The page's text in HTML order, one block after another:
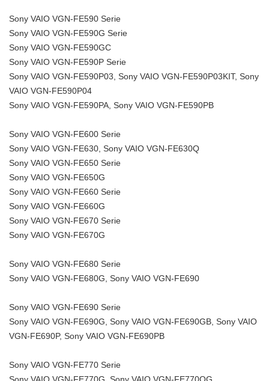
Sony VAIO VGN-FE590 Serie
Sony VAIO VGN-FE590G Serie
Sony VAIO VGN-FE590GC
Sony VAIO VGN-FE590P Serie
Sony VAIO VGN-FE590P03, Sony VAIO VGN-FE590P03KIT, Sony
VAIO VGN-FE590P04
Sony VAIO VGN-FE590PA, Sony VAIO VGN-FE590PB
Sony VAIO VGN-FE600 Serie
Sony VAIO VGN-FE630, Sony VAIO VGN-FE630Q
Sony VAIO VGN-FE650 Serie
Sony VAIO VGN-FE650G
Sony VAIO VGN-FE660 Serie
Sony VAIO VGN-FE660G
Sony VAIO VGN-FE670 Serie
Sony VAIO VGN-FE670G
Sony VAIO VGN-FE680 Serie
Sony VAIO VGN-FE680G, Sony VAIO VGN-FE690
Sony VAIO VGN-FE690 Serie
Sony VAIO VGN-FE690G, Sony VAIO VGN-FE690GB, Sony VAIO
VGN-FE690P, Sony VAIO VGN-FE690PB
Sony VAIO VGN-FE770 Serie